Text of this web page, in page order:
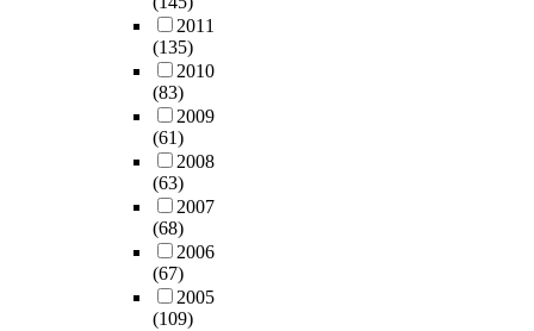
2011
(135)
2010
(83)
2009
(61)
2008
(63)
2007
(68)
2006
(67)
2005
(109)